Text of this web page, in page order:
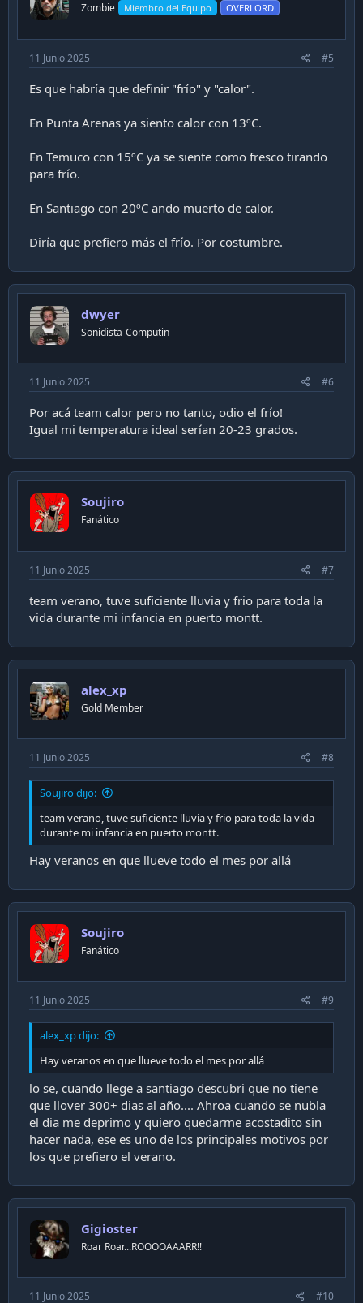
Zombie Miembro del Equipo OVERLORD
11 Junio 2025 #5
Es que habría que definir "frío" y "calor".
En Punta Arenas ya siento calor con 13ºC.
En Temuco con 15ºC ya se siente como fresco tirando
para frío.
En Santiago con 20ºC ando muerto de calor.
Diría que prefiero más el frío. Por costumbre.
dwyer
Sonidista-Computin
11 Junio 2025 #6
Por acá team calor pero no tanto, odio el frío!
Igual mi temperatura ideal serían 20-23 grados.
Soujiro
Fanático
11 Junio 2025 #7
team verano, tuve suficiente lluvia y frio para toda la
vida durante mi infancia en puerto montt.
alex_xp
Gold Member
11 Junio 2025 #8
Soujiro dijo:
team verano, tuve suficiente lluvia y frio para toda la vida
durante mi infancia en puerto montt.
Hay veranos en que llueve todo el mes por allá
Soujiro
Fanático
11 Junio 2025 #9
alex_xp dijo:
Hay veranos en que llueve todo el mes por allá
lo se, cuando llege a santiago descubri que no tiene
que llover 300+ dias al año.... Ahroa cuando se nubla
el dia me deprimo y quiero quedarme acostadito sin
hacer nada, ese es uno de los principales motivos por
los que prefiero el verano.
Gigioster
Roar Roar...ROOOOAAARR!!
11 Junio 2025 #10